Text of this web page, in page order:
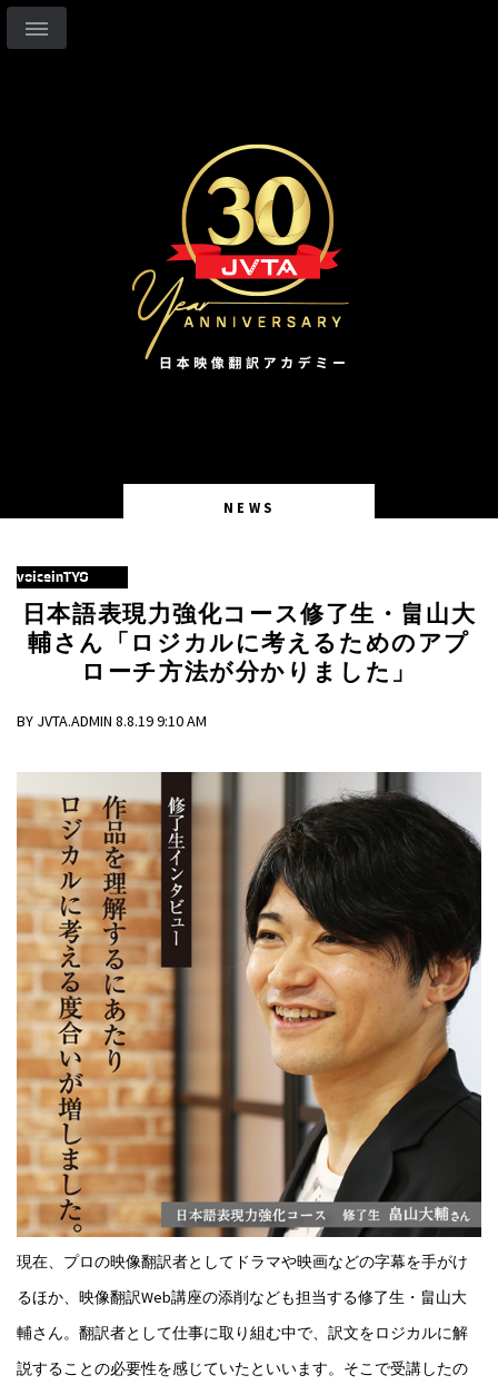
NEWS
voiceinTYO
日本語表現力強化コース修了生・畠山大
輔さん「ロジカルに考えるためのアプ
ローチ方法が分かりました」
BY JVTA.ADMIN 8.8.19 9:10 AM
現在、プロの映像翻訳者としてドラマや映画などの字幕を手がけ
るほか、映像翻訳Web講座の添削なども担当する修了生・畠山大
輔さん。翻訳者として仕事に取り組む中で、訳文をロジカルに解
説することの必要性を感じていたといいます。そこで受講したの